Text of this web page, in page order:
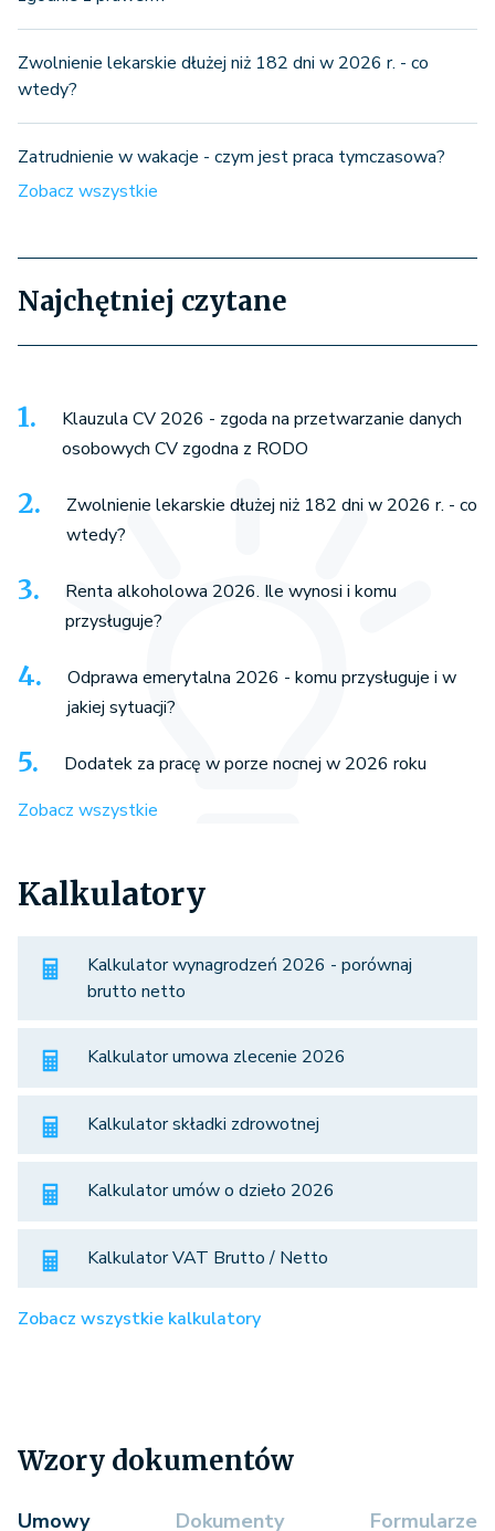
Zwolnienie lekarskie dłużej niż 182 dni w 2026 r. - co
wtedy?
Zatrudnienie w wakacje - czym jest praca tymczasowa?
Zobacz wszystkie
Najchętniej czytane
Klauzula CV 2026 - zgoda na przetwarzanie danych
osobowych CV zgodna z RODO
Zwolnienie lekarskie dłużej niż 182 dni w 2026 r. - co
wtedy?
Renta alkoholowa 2026. Ile wynosi i komu
przysługuje?
Odprawa emerytalna 2026 - komu przysługuje i w
jakiej sytuacji?
Dodatek za pracę w porze nocnej w 2026 roku
Zobacz wszystkie
Kalkulatory
Kalkulator wynagrodzeń 2026 - porównaj
brutto netto
Kalkulator umowa zlecenie 2026
Kalkulator składki zdrowotnej
Kalkulator umów o dzieło 2026
Kalkulator VAT Brutto / Netto
Zobacz wszystkie kalkulatory
Wzory dokumentów
Umowy Dokumenty Formularze